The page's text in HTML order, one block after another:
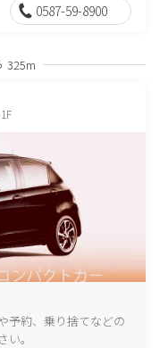
0587-59-8900
325m
予約、乗り捨てなどの
。